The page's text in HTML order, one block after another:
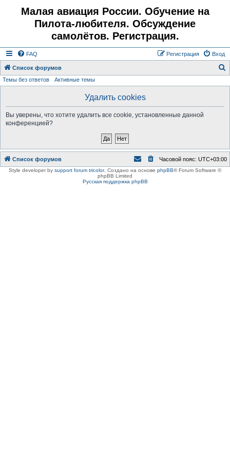
Малая авиация России. Обучение на
Пилота-любителя. Обсуждение
самолётов. Регистрация.
FAQ Вход
Регистрация
Список форумов
Темы без ответов Активные темы
Удалить cookies
Вы уверены, что хотите удалить все cookie, установленные данной
конференцией?
Список форумов Часовой пояс: UTC+03:00
Style developer by support forum tricolor, Создано на основе phpBB® Forum Software ©
phpBB Limited
Русская поддержка phpBB